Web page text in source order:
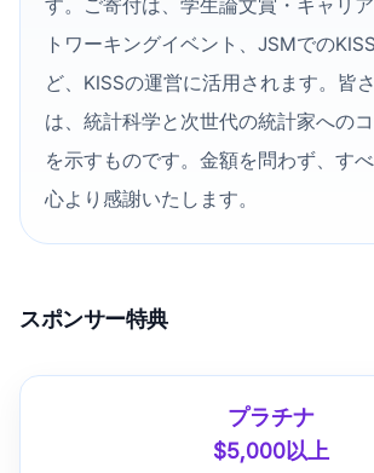
す。ご寄付は、学生論文賞・キャリ
トワーキングイベント、JSMでの
ど、KISSの運営に活用されます。皆
は、統計科学と次世代の統計家への
を示すものです。金額を問わず、す
心より感謝いたします。
スポンサー特典
プラチナ
$5,000以上